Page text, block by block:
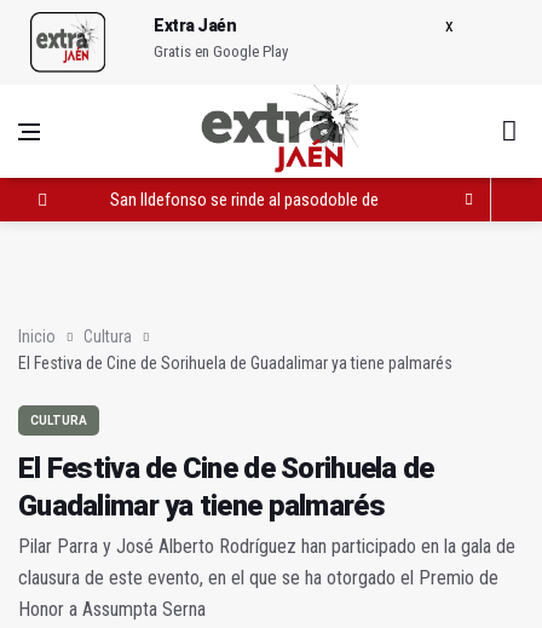
Extra Jaén
Gratis en Google Play
San Ildefonso se rinde al pasodoble de la Filarmónica de Jaén
Inicio
Cultura
El Festiva de Cine de Sorihuela de Guadalimar ya tiene palmarés
CULTURA
El Festiva de Cine de Sorihuela de
Guadalimar ya tiene palmarés
Pilar Parra y José Alberto Rodríguez han participado en la gala de
clausura de este evento, en el que se ha otorgado el Premio de
Honor a Assumpta Serna